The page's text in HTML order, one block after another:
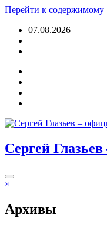
Перейти к содержимому
07.08.2026
Сергей
×
Архивы